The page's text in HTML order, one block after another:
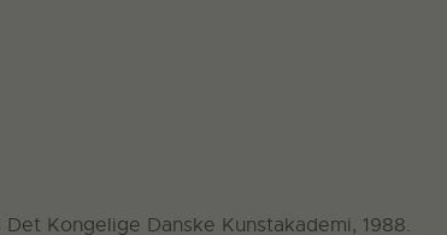
Kongelige Danske Kunstakademi, 1988.